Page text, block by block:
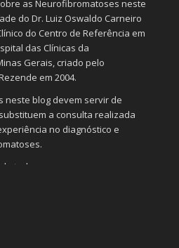
as Neurofibromatoses neste
do Dr. Luiz Oswaldo Carneiro
do Centro de Referência em
das Clínicas da
Gerais, criado pelo
em 2004.
neste blog devem servir de
a consulta realizada
no diagnóstico e
todas as pessoas que